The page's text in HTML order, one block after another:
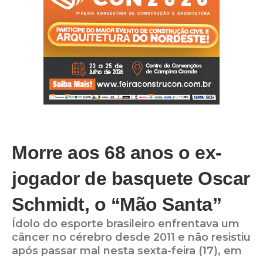
Morre aos 68 anos o ex-
jogador de basquete Oscar
Schmidt, o “Mão Santa”
Ídolo do esporte brasileiro enfrentava um
câncer no cérebro desde 2011 e não resistiu
após passar mal nesta sexta-feira (17), em